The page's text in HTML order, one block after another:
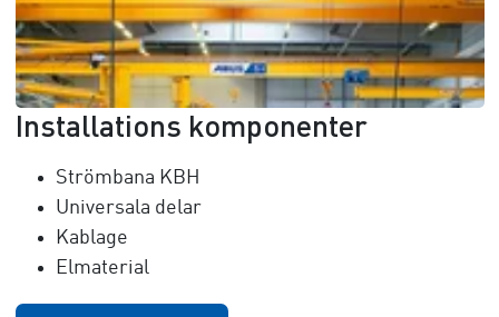
Installations komponenter
Strömbana KBH
Universala delar
Kablage
Elmaterial